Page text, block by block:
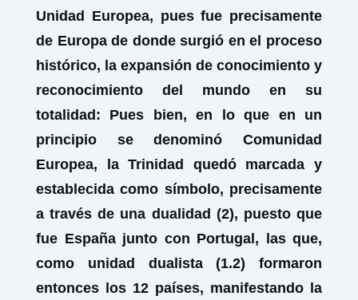
Unidad Europea, pues fue precisamente
de Europa de donde surgió en el proceso
histórico, la expansión de conocimiento y
reconocimiento del mundo en su
totalidad: Pues bien, en lo que en un
principio se denominó Comunidad
Europea, la Trinidad quedó marcada y
establecida como símbolo, precisamente
a través de una dualidad (2), puesto que
fue España junto con Portugal, las que,
como unidad dualista (1.2) formaron
entonces los 12 países, manifestando la